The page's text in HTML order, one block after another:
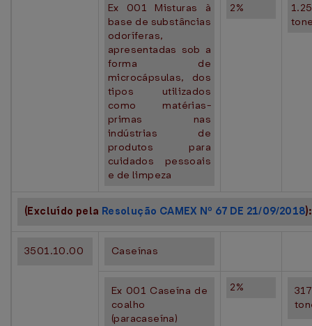
Ex 001 Misturas à
base de substâncias
odoríferas,
apresentadas sob a
forma de
microcápsulas, dos
tipos utilizados
como matérias-
primas nas
indústrias de
produtos para
cuidados pessoais
e de limpeza
2%
(Excluído pela Resolução CAMEX Nº 67 DE 21/09/2018):
3501.10.00 Caseínas
Ex 001 Caseína de
coalho
(paracaseína)
2%
317